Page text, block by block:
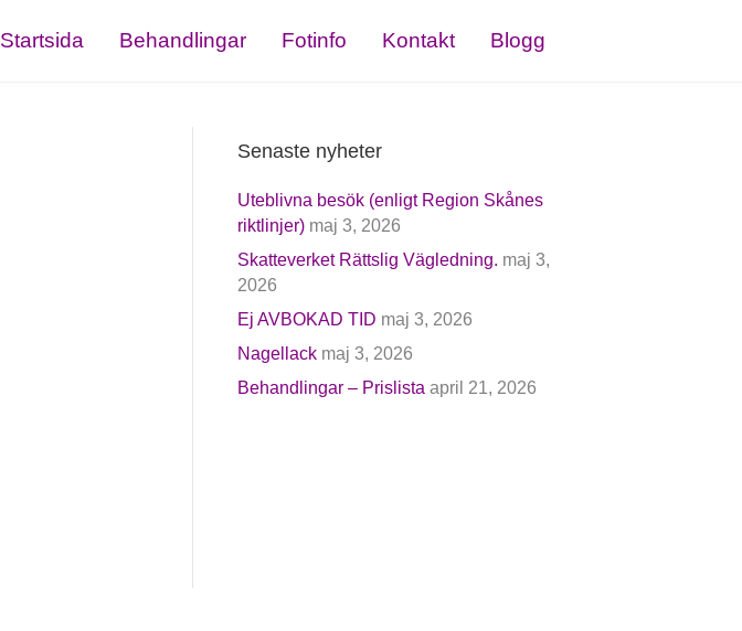
Startsida Behandlingar Fotinfo Kontakt Blogg
Senaste nyheter
Uteblivna besök (enligt Region Skånes
riktlinjer) maj 3, 2026
Skatteverket Rättslig Vägledning. maj 3,
2026
Ej AVBOKAD TID maj 3, 2026
Nagellack maj 3, 2026
Behandlingar – Prislista april 21, 2026